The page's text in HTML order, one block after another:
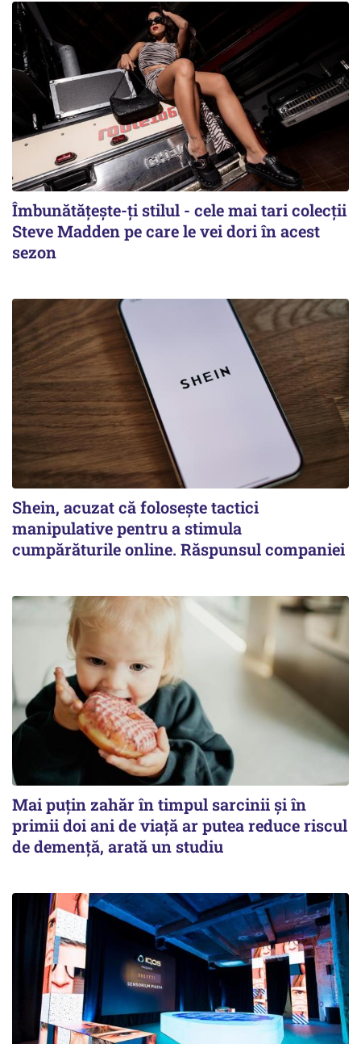
Îmbunătățește-ți stilul - cele mai tari colecții
Steve Madden pe care le vei dori în acest
sezon
Shein, acuzat că folosește tactici
manipulative pentru a stimula
cumpărăturile online. Răspunsul companiei
Mai puțin zahăr în timpul sarcinii și în
primii doi ani de viață ar putea reduce riscul
de demență, arată un studiu